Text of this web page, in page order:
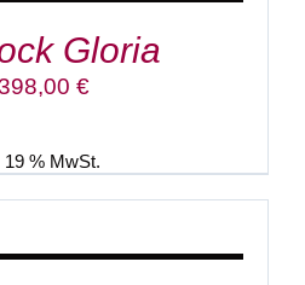
Gloria
€
19 % MwSt.
IN